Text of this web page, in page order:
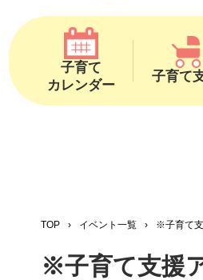
子育て
カレンダー
子育て
TOP › イベント一覧 › ※子育て
※子育て支援